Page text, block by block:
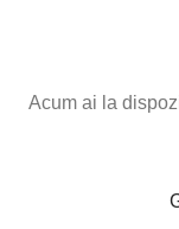
Acum ai la